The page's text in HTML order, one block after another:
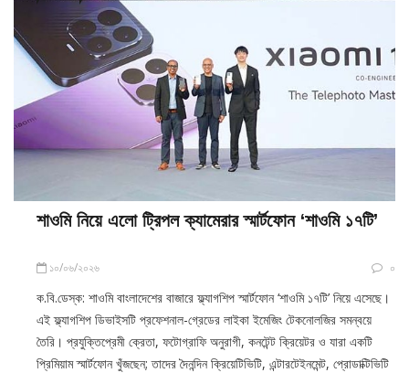
শাওমি নিয়ে এলো ট্রিপল ক্যামেরার স্মার্টফোন ‘শাওমি ১৭টি’
১০/০৬/২০২৬ ০
ক.বি.ডেস্ক: শাওমি বাংলাদেশের বাজারে ফ্ল্যাগশিপ স্মার্টফোন ‘শাওমি ১৭টি’ নিয়ে এসেছে।
এই ফ্ল্যাগশিপ ডিভাইসটি প্রফেশনাল-গ্রেডের লাইকা ইমেজিং টেকনোলজির সমন্বয়ে
তৈরি। প্রযুক্তিপ্রেমী ক্রেতা, ফটোগ্রাফি অনুরাগী, কনটেন্ট ক্রিয়েটর ও যারা একটি
প্রিমিয়াম স্মার্টফোন খুঁজছেন; তাদের দৈনন্দিন ক্রিয়েটিভিটি, এন্টারটেইনমেন্ট, প্রোডাক্টিভিটি